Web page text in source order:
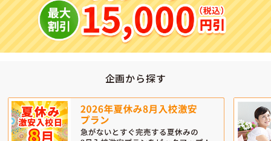
企画から探す